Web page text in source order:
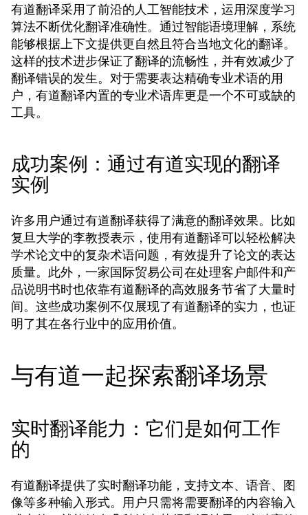
有道翻译采用了前沿的人工智能技术，运用深度学习
算法不断优化翻译准确性。通过智能语境理解，系统
能够根据上下文提供更自然且符合当地文化的翻译。
这样的技术进步保证了翻译的流畅性，并有效减少了
翻译错误的发生。对于需要表达精确专业术语的用
户，有道翻译内置的专业术语库更是一个不可或缺的
工具。
成功案例：通过有道实现的翻译
实例
许多用户通过有道翻译获得了满意的翻译效果。比如
复旦大学的李教授表示，使用有道翻译可以轻松解决
学术论文中的复杂术语问题，有效提升了论文的表达
质量。此外，一家国际贸易公司在处理客户邮件和产
品说明书时也依靠有道翻译的高效服务节省了大量时
间。这些成功案例不仅展现了有道翻译的实力，也证
明了其在各行业中的应用价值。
与有道一起探索翻译场景
实时翻译能力：它们是如何工作
的
有道翻译提供了实时翻译功能，支持文本、语音、图
像等多种输入形式。用户只需将需要翻译的内容输入